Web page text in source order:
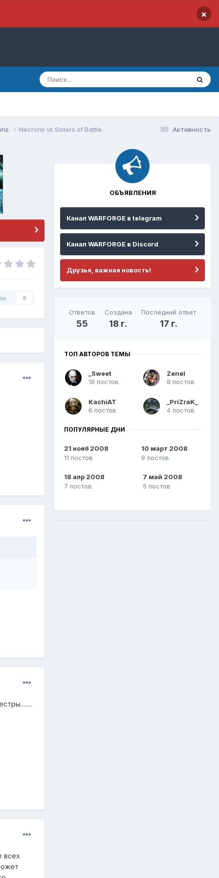
×
Активность
Necrons vs Sisters of Battle.
0
всех
ОБЪЯВЛЕНИЯ
Канал WARFORGE в telegram
Канал WARFORGE в Discord
Друзья, важная новость!
Ответов
55
Создана
18 г.
Последний ответ
17 г.
ТОП АВТОРОВ ТЕМЫ
_Sweet
18 постов
Zenel
8 постов
KachiAT
6 постов
_PriZraK_
4 постов
ПОПУЛЯРНЫЕ ДНИ
21 нояб 2008
11 постов
10 март 2008
9 постов
18 апр 2008
7 постов
7 май 2008
5 постов